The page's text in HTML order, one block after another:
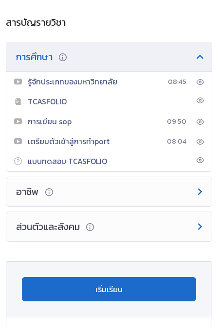
สารบัญรายวิชา
การศึกษา
รู้จักประเภทของมหาวิทยาลัย 08:45
TCASFOLIO
การเขียน sop
09:50
เตรียมตัวเข้าสู่การทำport 08:04
แบบทดสอบ TCASFOLIO
อาชีพ
ส่วนตัวและสังคม
เริ่มเรียน